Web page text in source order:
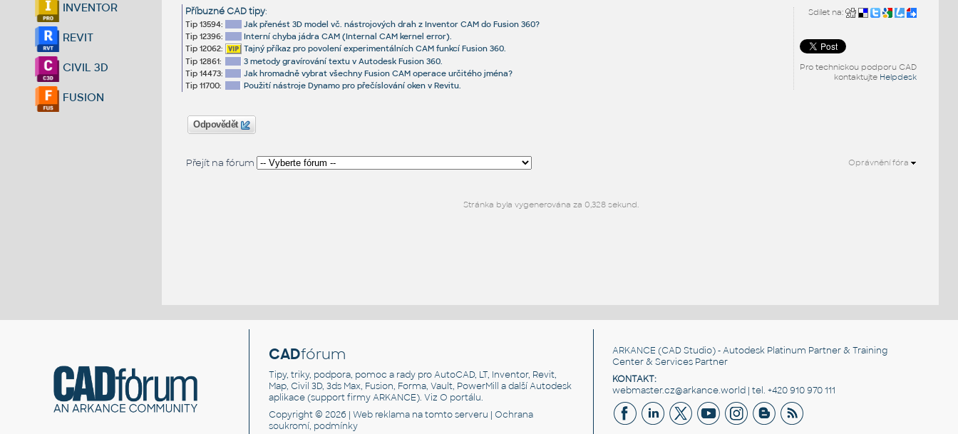
INVENTOR
REVIT
CIVIL 3D
FUSION
Sdílet na:
Pro technickou podporu CAD
kontaktujte Helpdesk
Příbuzné CAD tipy:
Tip 13594:
Jak přenést 3D model vč. nástrojových drah z Inventor CAM do Fusion 360?
Tip 12396:
Interní chyba jádra CAM (Internal CAM kernel error).
Tip 12062:
Tajný příkaz pro povolení experimentálních CAM funkcí Fusion 360.
Tip 12861:
3 metody gravírování textu v Autodesk Fusion 360.
Tip 14473:
Jak hromadně vybrat všechny Fusion CAM operace určitého jména?
Tip 11700:
Použití nástroje Dynamo pro přečíslování oken v Revitu.
Odpovědět
Přejít na fórum Oprávnění fóra
Stránka byla vygenerována za 0,328 sekund.
CADfórum
Tipy, triky, podpora, pomoc a rady pro AutoCAD, LT, Inventor, Revit,
Map, Civil 3D, 3ds Max, Fusion, Forma, Vault, PowerMill a další Autodesk
aplikace (support firmy ARKANCE). VizO portálu.
Copyright © 2026 |Web reklama na tomto serveru |Ochrana
soukromí, podmínky
ARKANCE (CAD Studio) - Autodesk Platinum Partner & Training
Center & Services Partner
KONTAKT:
webmaster.cz@arkance.world | tel. +420 910 970 111